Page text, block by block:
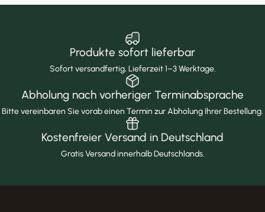
Produkte sofort lieferbar
Sofort versandfertig, Lieferzeit 1–3 Werktage.
Abholung nach vorheriger Terminabsprache
Bitte vereinbaren Sie vorab einen Termin zur Abholung Ihrer Bestellung.
Kostenfreier Versand in Deutschland
Gratis Versand innerhalb Deutschlands.